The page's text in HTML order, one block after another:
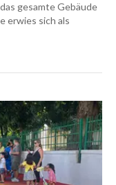
gesamte Gebäude
erwies sich als